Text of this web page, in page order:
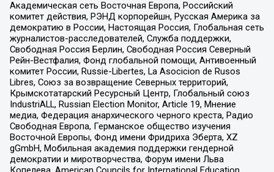
Академическая сеть Восточная Европа, Российский
комитет действия, РЭНД корпорейшн, Русская Америка за
демократию в России, Настоящая Россия, Глобальная сеть
журналистов-расследователей, Служба поддержки,
Свободная Россия Берлин, Свободная Россия Северный
Рейн-Вестфалия, Фонд глобальной помощи, Антивоенный
комитет России, Russie-Libertes, La Asocicion de Rusos
Libres, Союз за возвращение Северных территорий,
Крымскотатарский Ресурсный Центр, Глобальный союз
IndustriALL, Russian Election Monitor, Article 19, Мнение
медиа, Федерация анархического черного креста, Радио
Свободная Европа, Германское общество изучения
Восточной Европы, Фонд имени Фридриха Эберта, XZ
gGmbH, Мобильная академия поддержки гендерной
демократии и миротворчества, Форум имени Льва